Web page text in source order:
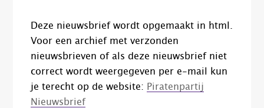
Deze nieuwsbrief wordt opgemaakt in html.
Voor een archief met verzonden
nieuwsbrieven of als deze nieuwsbrief niet
correct wordt weergegeven per e-mail kun
je terecht op de website: Piratenpartij
Nieuwsbrief